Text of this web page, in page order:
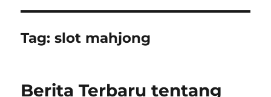
Tag:slot mahjong
Berita Terbaru tentang